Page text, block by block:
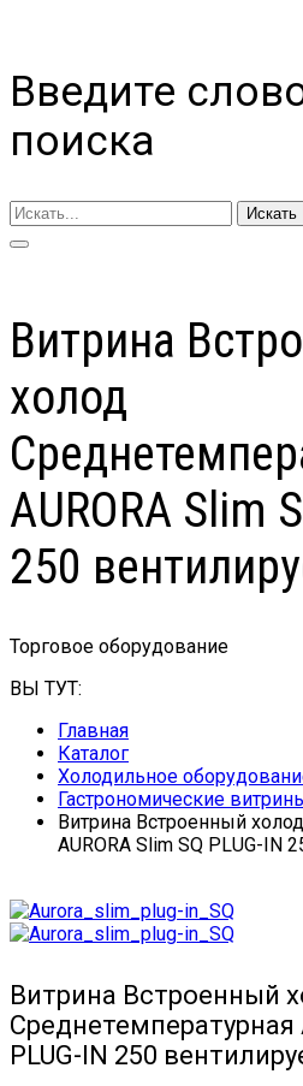
Введите
поиска
Искать
Витрина
холод
AURORA Slim
250
Торговое оборудование
ВЫ ТУТ:
Главная
Каталог
Холодильное
Гастрономические
Витрина Встроенный
AURORA Slim SQ PLUG-IN
Витрина Встроенный
Cреднетемпературная
PLUG-IN 250